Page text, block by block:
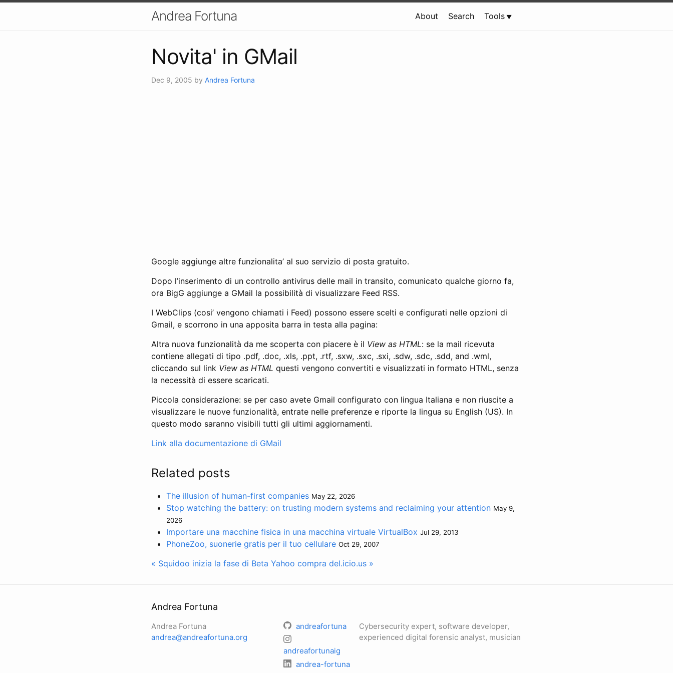
Andrea Fortuna About Search Tools
Novita' in GMail
Dec 9, 2005 by Andrea Fortuna
Google aggiunge altre funzionalita’ al suo servizio di posta gratuito.
Dopo l’inserimento di un controllo antivirus delle mail in transito, comunicato qualche giorno fa,
ora BigG aggiunge a GMail la possibilità di visualizzare Feed RSS.
I WebClips (cosi’ vengono chiamati i Feed) possono essere scelti e configurati nelle opzioni di
Gmail, e scorrono in una apposita barra in testa alla pagina:
Altra nuova funzionalità da me scoperta con piacere è il View as HTML: se la mail ricevuta
contiene allegati di tipo .pdf, .doc, .xls, .ppt, .rtf, .sxw, .sxc, .sxi, .sdw, .sdc, .sdd, and .wml,
cliccando sul link View as HTML questi vengono convertiti e visualizzati in formato HTML, senza
la necessità di essere scaricati.
Piccola considerazione: se per caso avete Gmail configurato con lingua Italiana e non riuscite a
visualizzare le nuove funzionalità, entrate nelle preferenze e riporte la lingua su English (US). In
questo modo saranno visibili tutti gli ultimi aggiornamenti.
Link alla documentazione di GMail
Related posts
The illusion of human-first companies May 22, 2026
Stop watching the battery: on trusting modern systems and reclaiming your attention May 9,
2026
Importare una macchine fisica in una macchina virtuale VirtualBox Jul 29, 2013
PhoneZoo, suonerie gratis per il tuo cellulare Oct 29, 2007
« Squidoo inizia la fase di Beta Yahoo compra del.icio.us »
Andrea Fortuna
Andrea Fortuna
andrea@andreafortuna.org
andreafortuna
andreafortunaig
andrea-fortuna
Cybersecurity expert, software developer,
experienced digital forensic analyst, musician